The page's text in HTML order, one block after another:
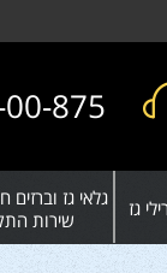
875
גז
גלאי גז
שירות